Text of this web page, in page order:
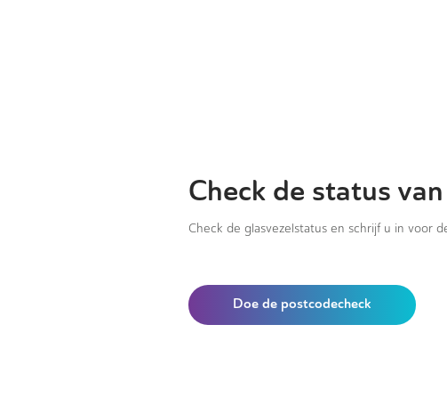
Check de status
Check de glasvezelstatus en schrijf u in voor
Doe de postcodecheck